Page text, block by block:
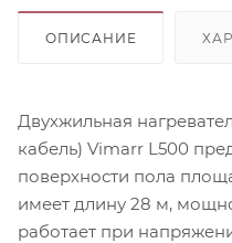
ОПИСАНИЕ
Двухжильная
кабель) Vimarr L500
поверхности пола
имеет длину 28 м,
работает при